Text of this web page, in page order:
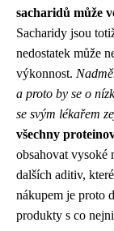
sacharidů může
Sacharidy jsou
nedostatek může
výkonnost.
a proto by se o
se svým lékařem
všechny
obsahovat vysoké
dalších aditiv,
nákupem je proto
produkty s co